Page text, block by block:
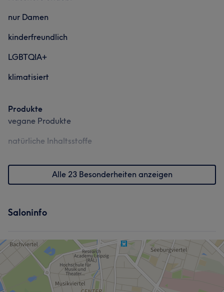
nur Damen
kinderfreundlich
LGBTQIA+
klimatisiert
Produkte
vegane Produkte
natürliche Inhaltsstoffe
Alle 23 Besonderheiten anzeigen
Saloninfo